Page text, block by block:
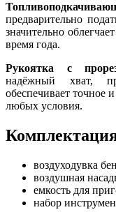
предварительно
значительно
время года.
Рукоятка с
надёжный хват,
обеспечивает точное
любых условия.
воздуходувка
воздушная
емкость для
набор